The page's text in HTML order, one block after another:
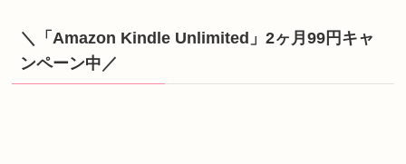
＼「Amazon Kindle Unlimited」2ヶ月99円キャ
ンペーン中／